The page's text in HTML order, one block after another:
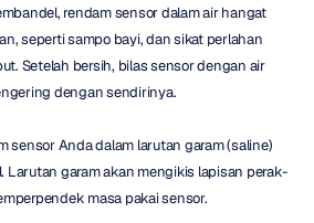
rendam sensor dalam air hangat
seperti sampo bayi, dan sikat perlahan
Setelah bersih, bilas sensor dengan air
dengan sendirinya.
sensor Anda dalam larutan garam (saline)
Larutan garam akan mengikis lapisan perak-
masa pakai sensor.